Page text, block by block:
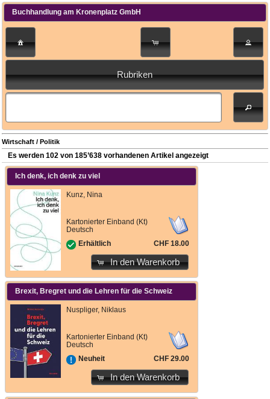
Buchhandlung am Kronenplatz GmbH
Rubriken
Wirtschaft / Politik
Es werden 102 von 185’638 vorhandenen Artikel angezeigt
Ich denk, ich denk zu viel
Kunz, Nina
Kartonierter Einband (Kt)
Deutsch
Erhältlich
CHF 18.00
In den Warenkorb
Brexit, Bregret und die Lehren für die Schweiz
Nuspliger, Niklaus
Kartonierter Einband (Kt)
Deutsch
Neuheit
CHF 29.00
In den Warenkorb